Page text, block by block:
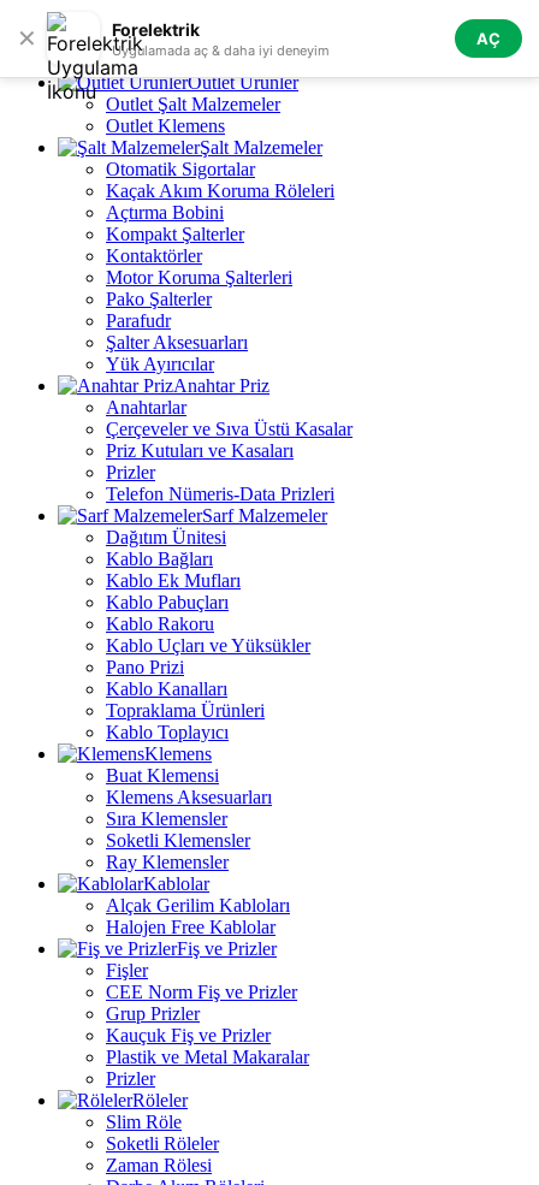
✕ Forelektrik
Uygulamada aç & daha iyi deneyim
AÇ
Skip to navigation Skip to main content
Tüm Kategoriler
Outlet Ürünler
Outlet Şalt Malzemeler
Outlet Klemens
Şalt Malzemeler
Otomatik Sigortalar
Kaçak Akım Koruma Röleleri
Açtırma Bobini
Kompakt Şalterler
Kontaktörler
Motor Koruma Şalterleri
Pako Şalterler
Parafudr
Şalter Aksesuarları
Yük Ayırıcılar
Anahtar Priz
Anahtarlar
Çerçeveler ve Sıva Üstü Kasalar
Priz Kutuları ve Kasaları
Prizler
Telefon Nümeris-Data Prizleri
Sarf Malzemeler
Dağıtım Ünitesi
Kablo Bağları
Kablo Ek Mufları
Kablo Pabuçları
Kablo Rakoru
Kablo Uçları ve Yüksükler
Pano Prizi
Kablo Kanalları
Topraklama Ürünleri
Kablo Toplayıcı
Klemens
Buat Klemensi
Klemens Aksesuarları
Sıra Klemensler
Soketli Klemensler
Ray Klemensler
Kablolar
Alçak Gerilim Kabloları
Halojen Free Kablolar
Fiş ve Prizler
Fişler
CEE Norm Fiş ve Prizler
Grup Prizler
Kauçuk Fiş ve Prizler
Plastik ve Metal Makaralar
Prizler
Röleler
Slim Röle
Soketli Röleler
Zaman Rölesi